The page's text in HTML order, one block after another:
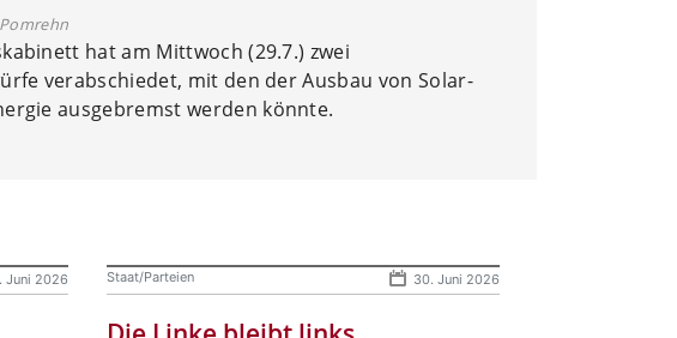
hat am Mittwoch (29.7.) zwei
verabschiedet, mit den der Ausbau von Solar-
ausgebremst werden könnte.
Juni 2026 Staat/Parteien 30. Juni 2026